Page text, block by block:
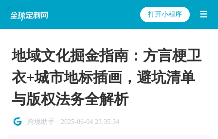
打开小程序 ☰
地域文化掘金指南：方言梗卫
衣+城市地标插画，避坑清单
与版权法务全解析
跨境助手 · 2025-06-04 23:35:34